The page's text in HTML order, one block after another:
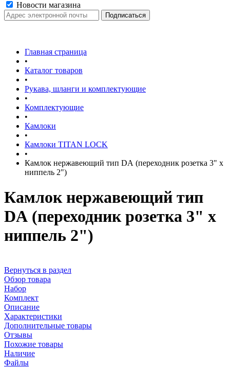
Новости магазина
Главная страница
•
Каталог товаров
•
Рукава, шланги и комплектующие
•
Комплектующие
•
Камлоки
•
Камлоки TITAN LOCK
•
Камлок нержавеющий тип DА (переходник розетка 3" х
ниппель 2")
Камлок нержавеющий тип
DА (переходник розетка 3" х
ниппель 2")
Вернуться в раздел
Обзор товара
Набор
Комплект
Описание
Характеристики
Дополнительные товары
Отзывы
Похожие товары
Наличие
Файлы